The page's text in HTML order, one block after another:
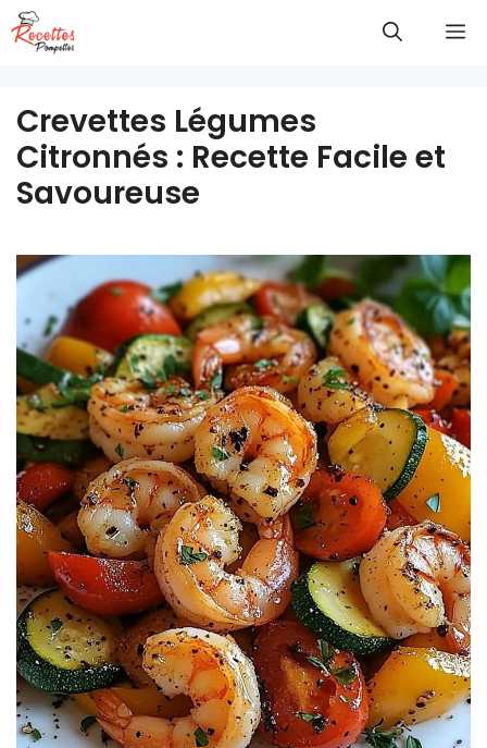
Aller
au
Crevettes Légumes
Citronnés : Recette Facile et
Savoureuse